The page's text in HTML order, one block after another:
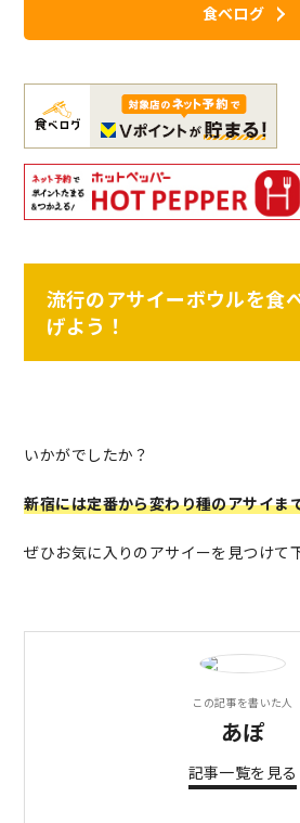
食べログ
流行のアサイーボウルを食
げよう！
いかがでしたか？
新宿には定番から変わり種のアサイま
ぜひお気に入りのアサイーを見つけて
この記事を書いた人
あぽ
記事一覧を見る